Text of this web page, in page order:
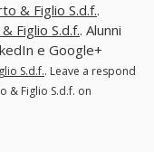
& Figlio S.d.f..
Figlio S.d.f.. Alunni
e Google+
S.d.f.. Leave a respond
& Figlio S.d.f. on